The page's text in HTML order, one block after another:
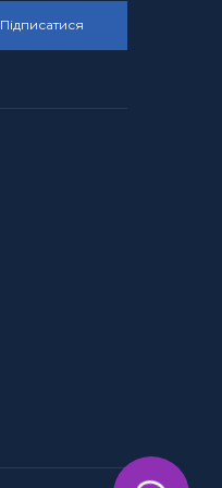
Підписатися